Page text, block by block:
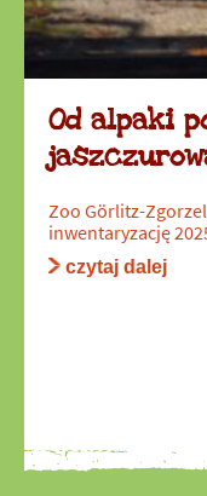
Od alpaki
Zoo Görlitz-
inwentaryzację
czytaj dalej